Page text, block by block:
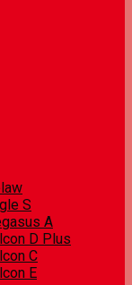
S
A
D Plus
C
E